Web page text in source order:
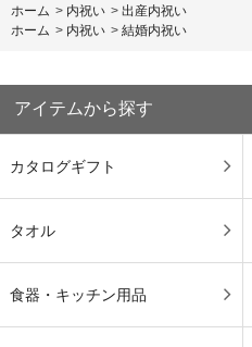
ホーム > 内祝い > 出産内祝い
ホーム > 内祝い > 結婚内祝い
アイテムから探す
カタログギフト
タオル
食器・キッチン用品